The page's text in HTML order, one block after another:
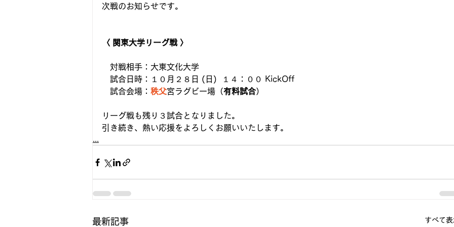
次戦のお知らせです。
〈 関東大学リーグ戦 〉
対戦相手：大東文化大学
試合日時：１０月２８日 (日)  １４：００ KickOff
試合会場： 秩父宮ラグビー場（有料試合）
リーグ戦も残り３試合となりました。
引き続き、熱い応援をよろしくお願いいたします。
...
最新記事 すべて